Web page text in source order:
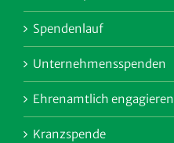
Spendenlauf
Unternehmensspenden
Ehrenamtlich engagieren
Kranzspende